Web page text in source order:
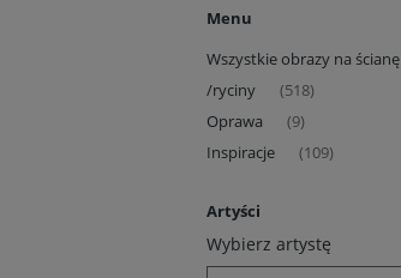
Menu
Wszystkie obrazy na ścianę
/ryciny
(518)
Oprawa (9)
Inspiracje (109)
Artyści
Wybierz artystę